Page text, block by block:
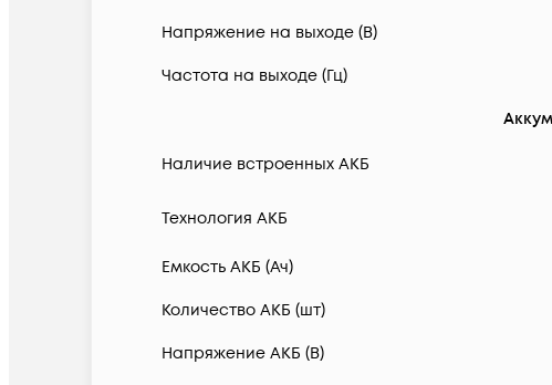
Напряжение на выходе (В)
Частота на выходе (Гц)
Наличие встроенных АКБ
Технология АКБ
Емкость АКБ (Ач)
Количество АКБ (шт)
Напряжение АКБ (В)